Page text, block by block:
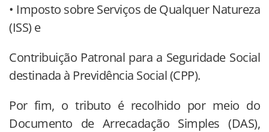
• Imposto sobre Serviços de Qualquer Natureza
(ISS) e
Contribuição Patronal para a Seguridade Social
destinada à Previdência Social (CPP).
Por fim, o tributo é recolhido por meio do
Documento de Arrecadação Simples (DAS),